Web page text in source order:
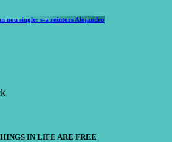
nou single: s-a reîntors Alejandro
IN LIFE ARE FREE